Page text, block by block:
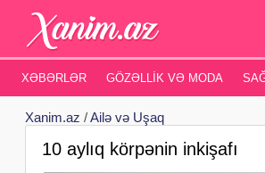
XƏBƏRLƏR GÖZƏLLIK VƏ MODA
Xanim.az /Ailə və Uşaq
10 aylıq körpənin inkişafı